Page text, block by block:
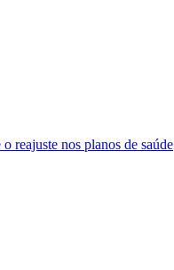
reajuste nos planos de saúde